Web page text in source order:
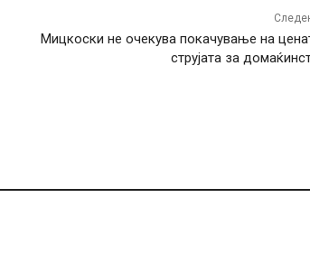
Мицкоски не очекува покачување на
струјата за